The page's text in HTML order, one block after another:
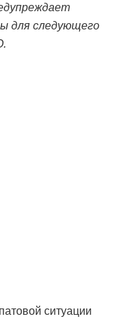
для следующего
ситуации